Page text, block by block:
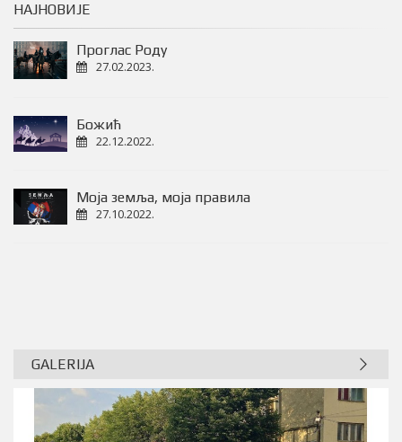
НАЈНОВИЈЕ
Проглас Роду
27.02.2023.
Божић
22.12.2022.
Моја земља, моја правила
27.10.2022.
GALERIJA